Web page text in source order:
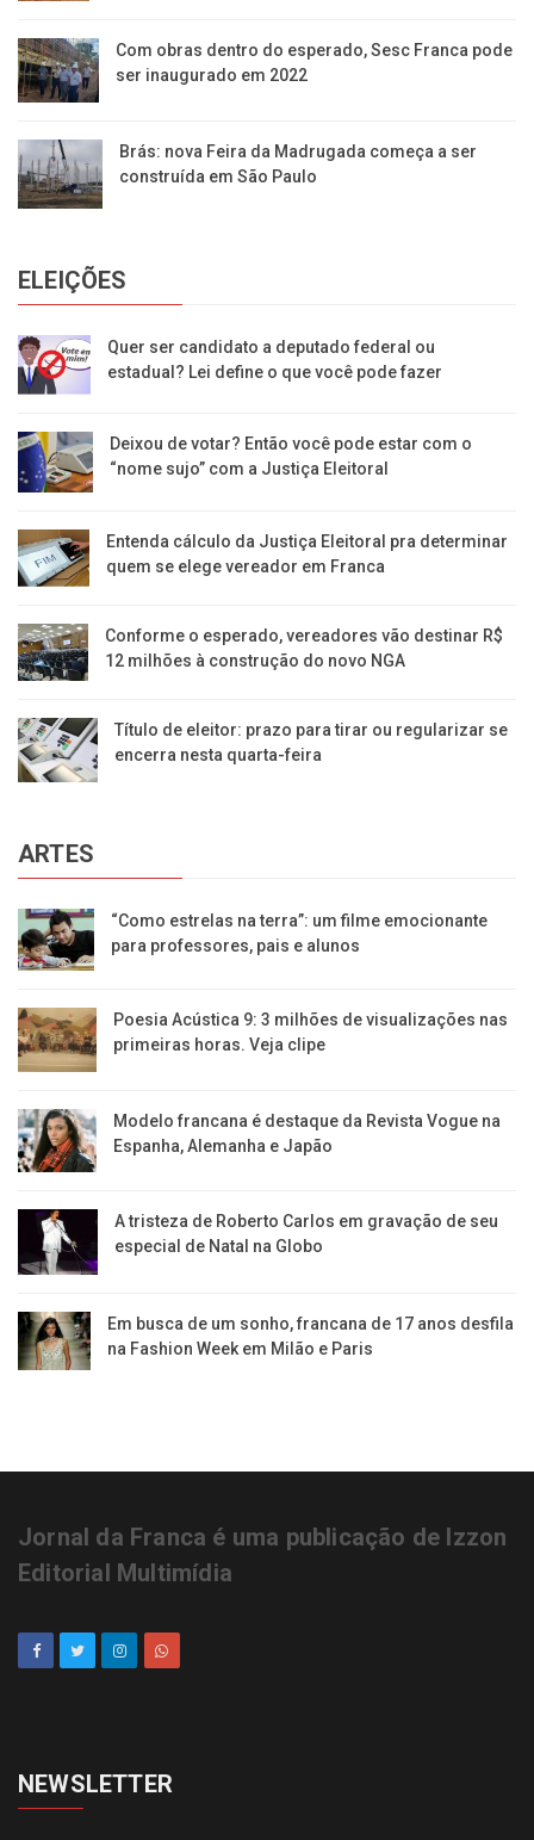
Com obras dentro do esperado, Sesc Franca pode
ser inaugurado em 2022
Brás: nova Feira da Madrugada começa a ser
construída em São Paulo
ELEIÇÕES
Quer ser candidato a deputado federal ou
estadual? Lei define o que você pode fazer
Deixou de votar? Então você pode estar com o
“nome sujo” com a Justiça Eleitoral
Entenda cálculo da Justiça Eleitoral pra determinar
quem se elege vereador em Franca
Conforme o esperado, vereadores vão destinar R$
12 milhões à construção do novo NGA
Título de eleitor: prazo para tirar ou regularizar se
encerra nesta quarta-feira
ARTES
“Como estrelas na terra”: um filme emocionante
para professores, pais e alunos
Poesia Acústica 9: 3 milhões de visualizações nas
primeiras horas. Veja clipe
Modelo francana é destaque da Revista Vogue na
Espanha, Alemanha e Japão
A tristeza de Roberto Carlos em gravação de seu
especial de Natal na Globo
Em busca de um sonho, francana de 17 anos desfila
na Fashion Week em Milão e Paris
Jornal da Franca é uma publicação de Izzon
Editorial Multimídia
NEWSLETTER